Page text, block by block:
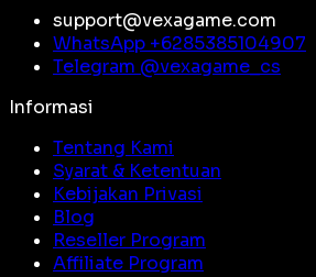
support@vexagame.com
WhatsApp +6285385104907
Telegram @vexagame_cs
Informasi
Tentang Kami
Syarat & Ketentuan
Kebijakan Privasi
Blog
Reseller Program
Affiliate Program